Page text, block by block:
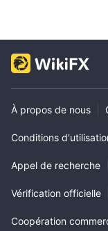
À propos de nous
Conditions
Appel de recherche
Vérification officielle
Coopération